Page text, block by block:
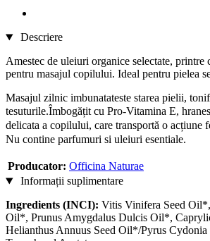
Descriere
Amestec de uleiuri organice selectate, printre
pentru masajul copilului. Ideal pentru pielea
Masajul zilnic imbunatateste starea pielii,
tesuturile.Îmbogățit cu Pro-Vitamina E,
delicata a copilului, care transportă o acțiune
Nu contine parfumuri si uleiuri esentiale.
Producator: Officina Naturae
Informații suplimentare
Ingredients (INCI): Vitis Vinifera Seed
Oil*, Prunus Amygdalus Dulcis Oil*,
Helianthus Annuus Seed Oil*/Pyrus